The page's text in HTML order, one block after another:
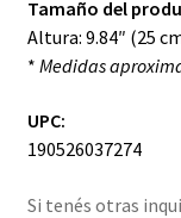
Tamaño del
Altura: 9.84″ (25
* Medidas
UPC:
190526037274
Si tenés otras